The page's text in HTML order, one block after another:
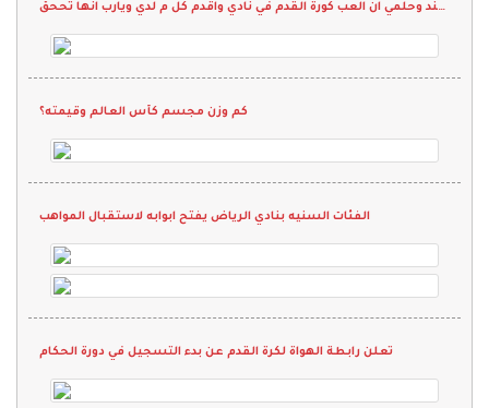
انا اسمي عدنان عبدالغفار الجنسية الهند وحلمي ان العب كورة القدم في نادي واقدم كل م لدي ويارب انها تححق
كم وزن مجسم كأس العالم وقيمته؟
الفئات السنيه بنادي الرياض يفتح ابوابه لاستقبال المواهب
تعلن رابطة الهواة لكرة القدم عن بدء التسجيل في دورة الحكام